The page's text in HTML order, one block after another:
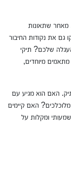
מאחר שתאונות
גם את נקודות החיבור
שלכם? תיקי
מיוחדים,
האם הוא מגיע עם
האם קיימים
ומקלות על